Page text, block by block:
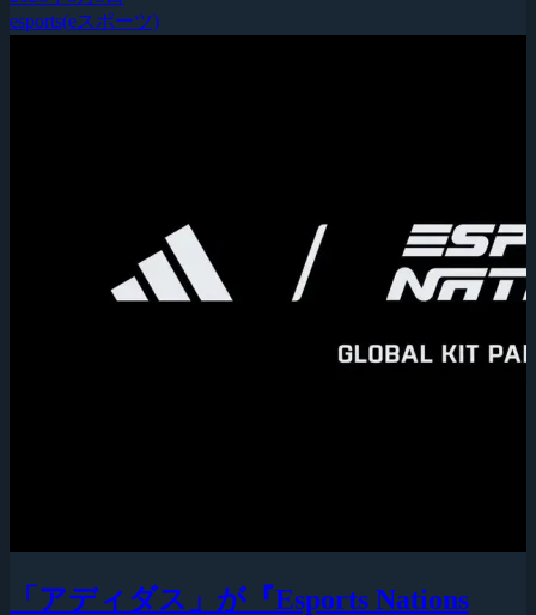
esports(eスポーツ)
「アディダス」が『Esports Nations